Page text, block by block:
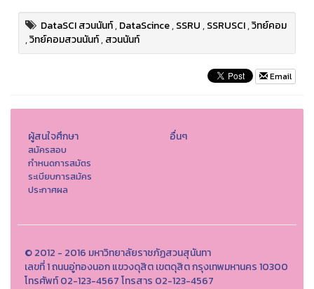
DataSCI สวนนันท์,DataScince,SSRU,SSRUSCI,วิทย์คอม
,วิทย์คอมสวนนันท์,สวนนันท์
Email
ผู้สนใจศึกษา
สมัครสอบ
กำหนดการสมัตร
ระเบียบการสมัคร
ประกาศผล
อื่นๆ
© 2012 - 2016 มหาวิทยาลัยราชภัฏสวนสุนันทา
เลขที่ 1 ถนนอู่ทองนอก แขวงดุสิต เขตดุสิต กรุงเทพมหานคร 10300
โทรศัพท์ 02-123-4567 โทรสาร 02-123-4567